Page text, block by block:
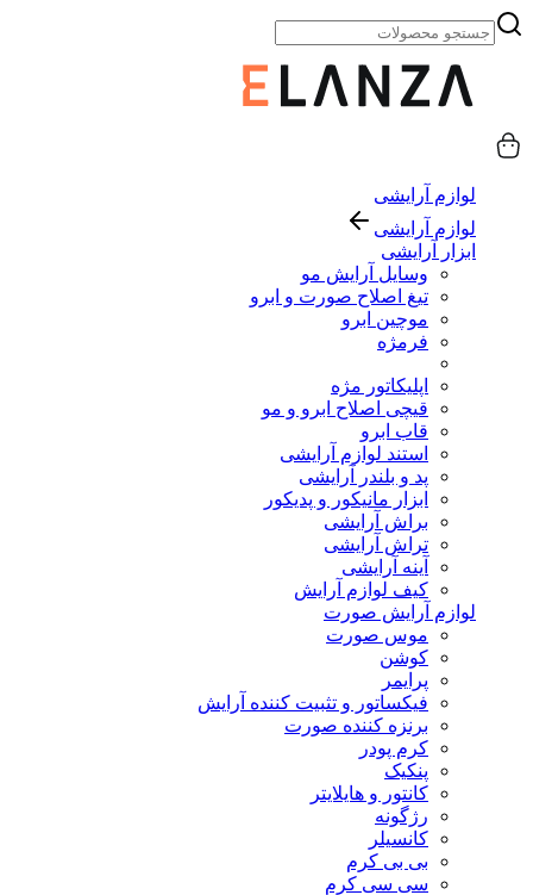
لوازم آرایشی
لوازم آرایشی
ابزار آرایشی
وسایل آرایش مو
تیغ اصلاح صورت و ابرو
موچین ابرو
فرمژه
اپلیکاتور مژه
قیچی اصلاح ابرو و مو
قاب ابرو
استند لوازم آرایشی
پد و بلندر آرایشی
ابزار مانیکور و پدیکور
براش آرایشی
تراش آرایشی
آینه آرایشی
کیف لوازم آرایش
لوازم آرایش صورت
موس صورت
کوشن
پرایمر
فیکساتور و تثبیت کننده آرایش
برنزه کننده صورت
کرم پودر
پنکیک
کانتور و هایلایتر
رژگونه
کانسیلر
بی بی کرم
سی سی کرم